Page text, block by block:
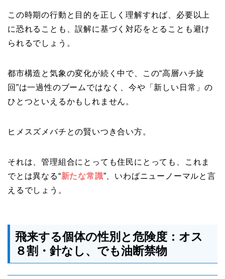
この時期の行動と目的を正しく理解すれば、必要以上
に恐れることも、誤解に基づく対応をとることも避け
られるでしょう。
都市構造と気象の変化が続く中で、この“高層ハチ旋
回”は一過性のブームではなく、今や「新しい日常」の
ひとつといえるかもしれません。
ヒメスズメバチとの賢いつき合い方。
それは、管理組合にとっても住民にとっても、これま
でとは異なる“新たな常識”、いわばニューノーマルと言
えるでしょう。
飛来する個体の性別と危険度：オス
８割・針なし、でも油断禁物